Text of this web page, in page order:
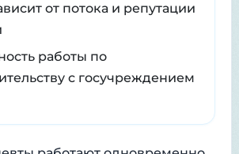
от потока и репутации
работы по
с госучреждением